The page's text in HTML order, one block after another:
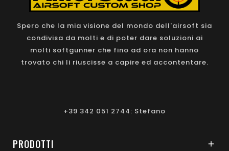
Spero che la mia visione del mondo dell'airsoft sia
condivisa da molti e di poter dare soluzioni ai
molti softgunner che fino ad ora non hanno
trovato chi li riuscisse a capire ed accontentare.
+39 342 051 2744: Stefano
PRODOTTI 